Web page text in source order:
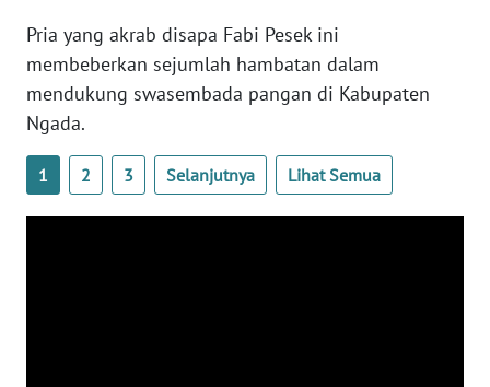
Pria yang akrab disapa Fabi Pesek ini
membeberkan sejumlah hambatan dalam
mendukung swasembada pangan di Kabupaten
Ngada.
1 2 3 Selanjutnya Lihat Semua
WN
NUSANTARA
WN
WN